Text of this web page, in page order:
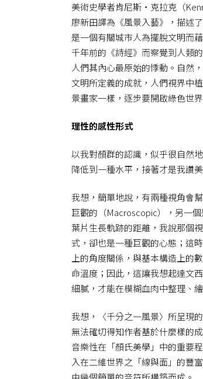
美術史學者肯尼斯‧克拉克（
廖新田譯為《風景入藝》，描述
是一個有關城市人為擺脫文明而
千年前的《詩經》而察覺到人類
人們其內心最原始的悸動。自然
文明所定義的成就，人們視界中
景畫家一樣，逐步要開啟綠色世
理性的感性形式
以我對顏群的認識，似乎很自然
降低到一種水平，接著才是我讚
我想，簡單地說，有兩種視角會
巨觀的（Macroscopic），另一
葉片生長軌跡的距離，我說那個
式，卻也是一種巨觀的心態；這
上的角度關係，與基本構造上的
命溫度；因此，這讓我想起達文
細膩，才能在模糊血肉中整理、
我想，〈千分之一風景〉所呈現
無法確切得知作者基於什麼樣的
音樂性在「顏氏美學」中的重要
入在二維世界之「線與面」的豐